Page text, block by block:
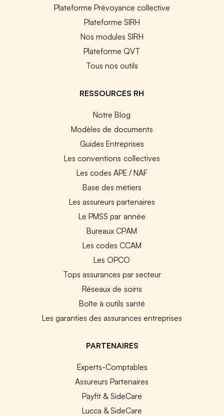
Plateforme Prévoyance collective
Plateforme SIRH
Nos modules SIRH
Plateforme QVT
Tous nos outils
RESSOURCES RH
Notre Blog
Modèles de documents
Guides Entreprises
Les conventions collectives
Les codes APE / NAF
Base des métiers
Les assureurs partenaires
Le PMSS par année
Bureaux CPAM
Les codes CCAM
Les OPCO
Tops assurances par secteur
Réseaux de soins
Boîte à outils santé
Les garanties des assurances entreprises
PARTENAIRES
Experts-Comptables
Assureurs Partenaires
Payfit & SideCare
Lucca & SideCare